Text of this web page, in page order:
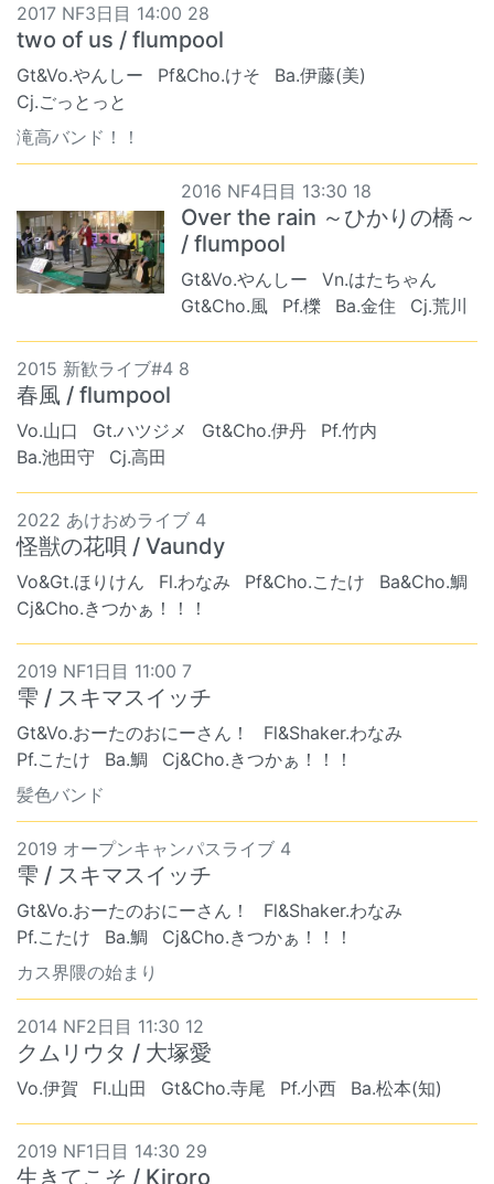
2017 NF3日目 14:00 28
two of us / flumpool
Gt&Vo.やんしー Pf&Cho.けそ
Ba.伊藤(美)
Cj.ごっとっと
滝高バンド！！
2016 NF4日目 13:30 18
Over the rain ～ひかりの橋～
/ flumpool
Gt&Vo.やんしー
Vn.はたちゃん
Gt&Cho.風
Pf.櫟 Ba.金住 Cj.荒川
2015 新歓ライブ#4 8
春風 / flumpool
Vo.山口 Gt.ハツジメ Gt&Cho.伊丹
Pf.竹内
Ba.池田守
Cj.高田
2022 あけおめライブ 4
怪獣の花唄 / Vaundy
Vo&Gt.ほりけん Fl.わなみ Pf&Cho.こたけ
Ba&Cho.鯛
Cj&Cho.きつかぁ！！！
2019 NF1日目 11:00 7
雫 / スキマスイッチ
Gt&Vo.おーたのおにーさん！
Fl&Shaker.わなみ
Pf.こたけ
Ba.鯛
Cj&Cho.きつかぁ！！！
髪色バンド
2019 オープンキャンパスライブ 4
雫 / スキマスイッチ
Gt&Vo.おーたのおにーさん！
Fl&Shaker.わなみ
Pf.こたけ
Ba.鯛
Cj&Cho.きつかぁ！！！
カス界隈の始まり
2014 NF2日目 11:30 12
クムリウタ / 大塚愛
Vo.伊賀 Fl.山田 Gt&Cho.寺尾 Pf.小西 Ba.松本(知)
2019 NF1日目 14:30 29
生きてこそ / Kiroro